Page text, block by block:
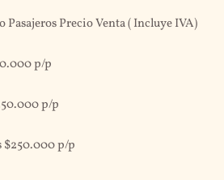
Pasajeros Precio Venta ( Incluye IVA)
p/p
p/p
$250.000 p/p